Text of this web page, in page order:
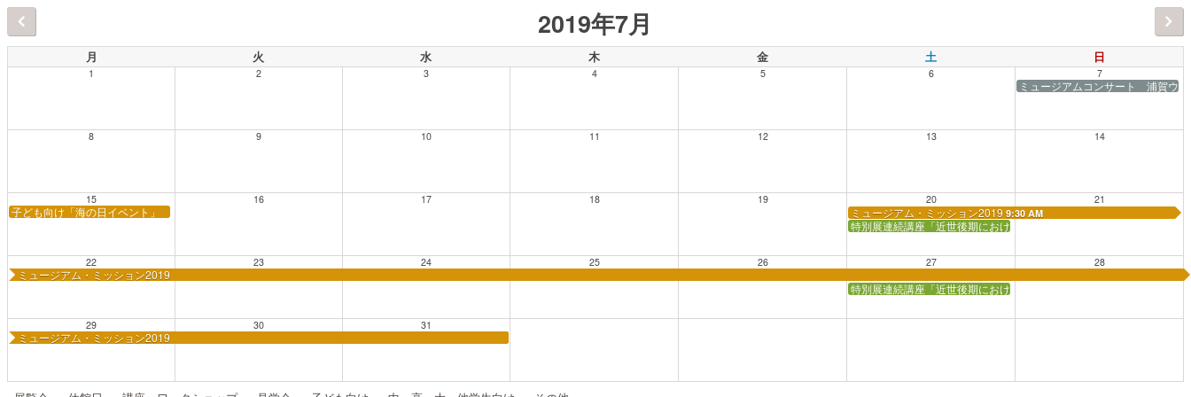
2019年7月
月 火 水 木 金 土 日
1 2 3 4 5 6 7
ミュージアムコンサート 浦賀ウ
8 9 10 11 12 13 14
15
子ども向け「海の日イベント」
16 17 18 19 20
ミュージアム・ミッション2019 9:30 AM
特別展連続講座「近世後期における“海”」（全5回）
21
22
ミュージアム・ミッション2019
23 24 25 26 27
特別展連続講座「近世後期における“海”」（全5回）
28
29
ミュージアム・ミッション2019
30 31